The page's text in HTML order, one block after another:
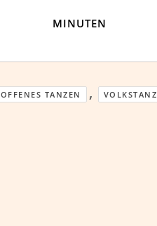
MINUTEN
OFFENES TANZEN , VOLKSTANZ